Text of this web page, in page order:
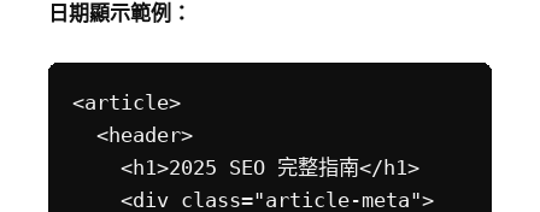
日期顯示範例：
<article>
  <header>
    <h1>2025 SEO 完整指南</h1>
    <div class="article-meta">